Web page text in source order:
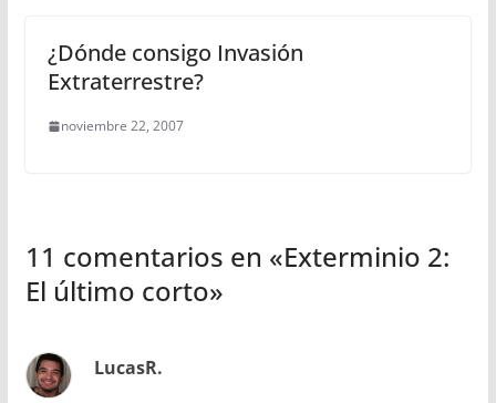
¿Dónde consigo Invasión
Extraterrestre?
noviembre 22, 2007
11 comentarios en «Exterminio 2:
El último corto»
LucasR.